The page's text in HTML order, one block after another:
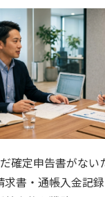
確定申告書がない
求書・通帳入金記